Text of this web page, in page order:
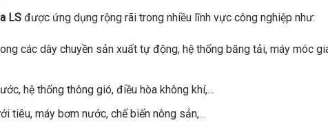
LS được ứng dụng rộng rãi trong nhiều lĩnh vực công nghiệp như:
các dây chuyền sản xuất tự động, hệ thống băng tải, máy móc
hệ thống thông gió, điều hòa không khí,…
tiêu, máy bơm nước, chế biến nông sản,…